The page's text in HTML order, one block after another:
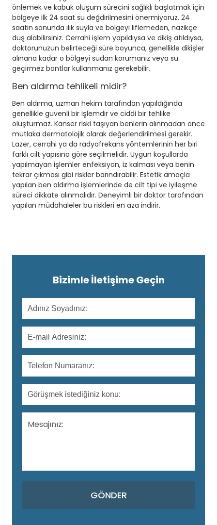
önlemek ve kabuk oluşum sürecini sağlıklı başlatmak için
bölgeye ilk 24 saat su değdirilmesini önermiyoruz. 24
saatin sonunda ılık suyla ve bölgeyi liflemeden, nazikçe
duş alabilirsiniz. Cerrahi işlem yapıldıysa ve dikiş atıldıysa,
doktorunuzun belirteceği süre boyunca, genellikle dikişler
alınana kadar o bölgeyi sudan korumanız veya su
geçirmez bantlar kullanmanız gerekebilir.
Ben aldırma tehlikeli midir?
Ben aldırma, uzman hekim tarafından yapıldığında
genellikle güvenli bir işlemdir ve ciddi bir tehlike
oluşturmaz. Kanser riski taşıyan benlerin alınmadan önce
mutlaka dermatolojik olarak değerlendirilmesi gerekir.
Lazer, cerrahi ya da radyofrekans yöntemlerinin her biri
farklı cilt yapısına göre seçilmelidir. Uygun koşullarda
yapılmayan işlemler enfeksiyon, iz kalması veya benin
tekrar çıkması gibi riskler barındırabilir. Estetik amaçla
yapılan ben aldırma işlemlerinde de cilt tipi ve iyileşme
süreci dikkate alınmalıdır. Deneyimli bir doktor tarafından
yapılan müdahaleler bu riskleri en aza indirir.
Bizimle İletişime Geçin